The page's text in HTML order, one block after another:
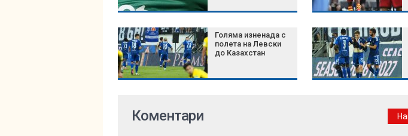
Голяма изненада с
полета на Левски
до Казахстан
Коментари